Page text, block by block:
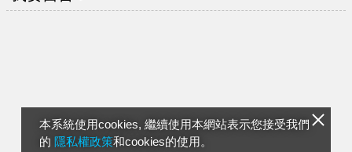
本系統使用cookies, 繼續使用本網站表示您接受我們
的 隱私權政策和cookies的使用。